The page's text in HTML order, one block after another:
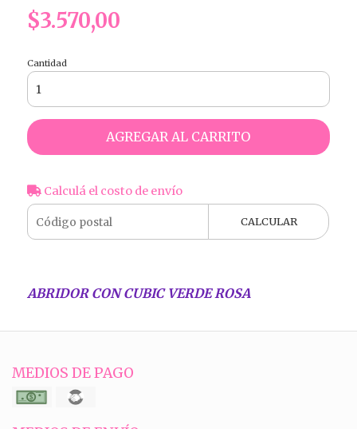
$3.570,00
Cantidad
AGREGAR AL CARRITO
Calculá el costo de envío
CALCULAR
ABRIDOR CON CUBIC VERDE ROSA
MEDIOS DE PAGO